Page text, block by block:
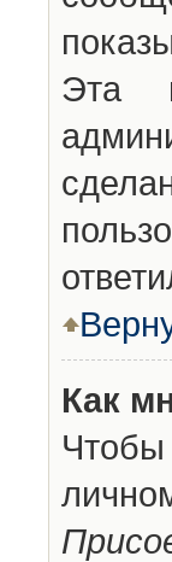
Эта
Как
Чтобы